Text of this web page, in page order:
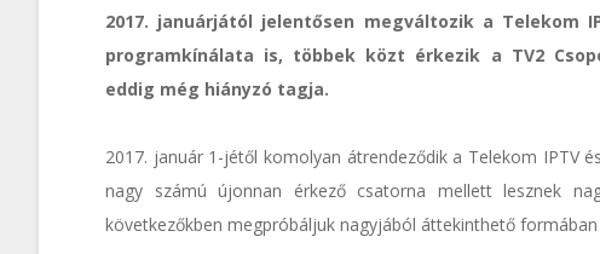
2017. januárjától jelentősen megváltozik a Telekom
programkínálata is, többek közt érkezik a TV2
eddig még hiányzó tagja.
2017. január 1-jétől komolyan átrendeződik a Telekom IPTV
nagy számú újonnan érkező csatorna mellett lesznek
következőkben megpróbáljuk nagyjából áttekinthető